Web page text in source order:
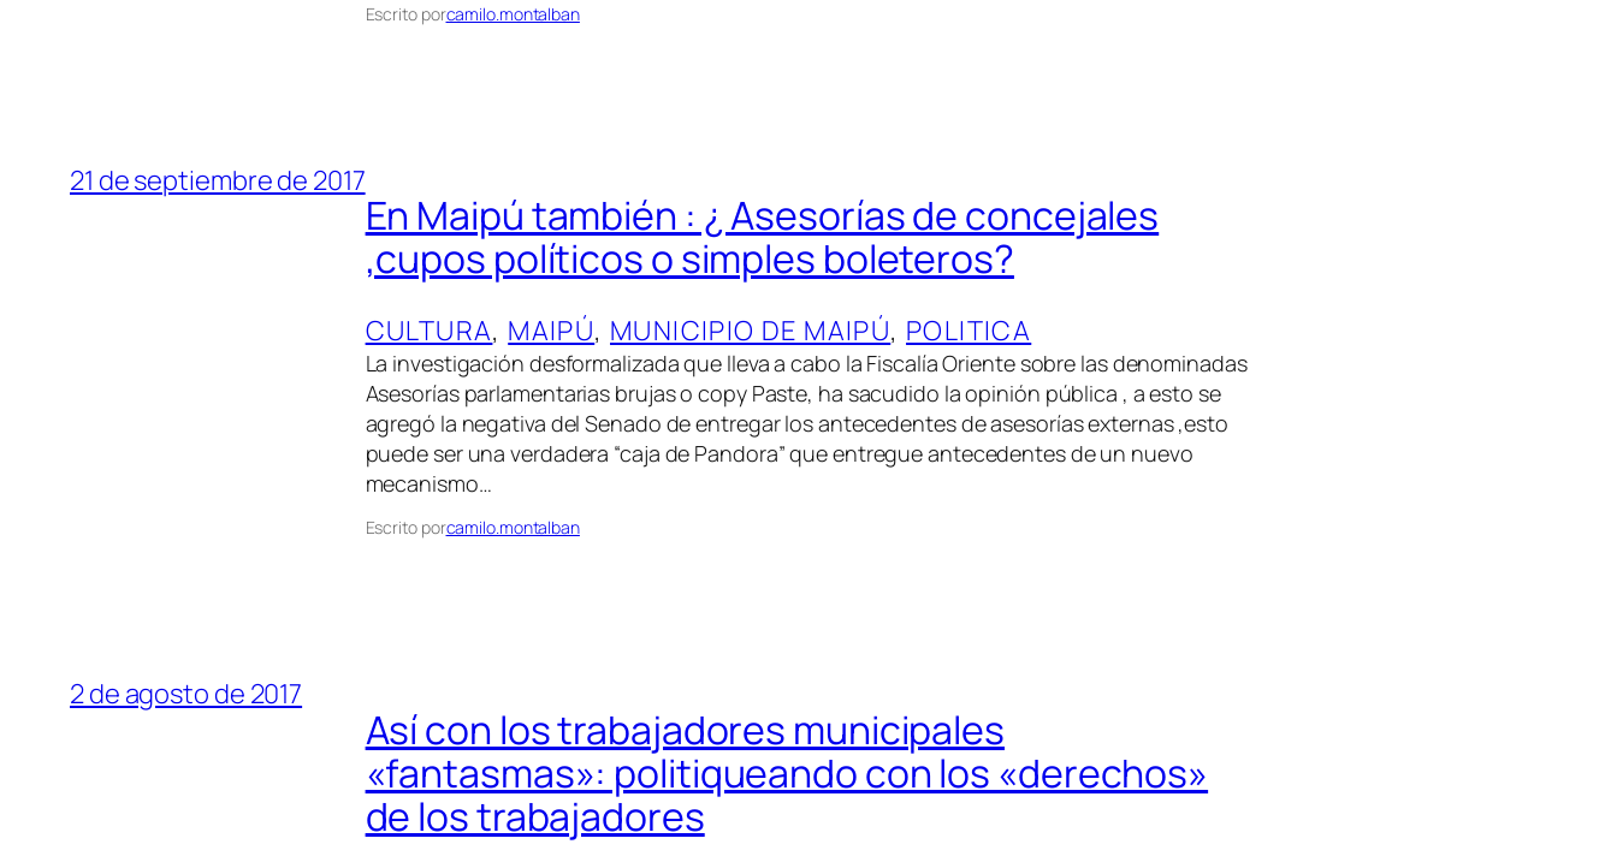
Escrito porcamilo.montalban
21 de septiembre de 2017
En Maipú también : ¿ Asesorías de concejales
,cupos políticos o simples boleteros?
CULTURA, MAIPÚ, MUNICIPIO DE MAIPÚ, POLITICA
La investigación desformalizada que lleva a cabo la Fiscalía Oriente sobre las denominadas
Asesorías parlamentarias brujas o copy Paste, ha sacudido la opinión pública , a esto se
agregó la negativa del Senado de entregar los antecedentes de asesorías externas ,esto
puede ser una verdadera “caja de Pandora” que entregue antecedentes de un nuevo
mecanismo…
Escrito porcamilo.montalban
2 de agosto de 2017
Así con los trabajadores municipales
«fantasmas»: politiqueando con los «derechos»
de los trabajadores